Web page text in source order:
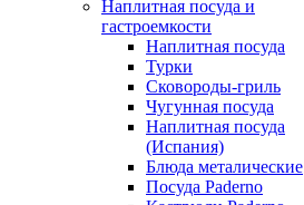
Наплитная посуда и
гастроемкости
Наплитная посуда
Турки
Сковороды-гриль
Чугунная посуда
Наплитная посуда
(Испания)
Блюда металические
Посуда Paderno